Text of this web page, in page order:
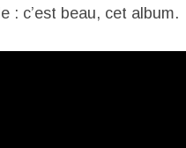
: c’est beau, cet album.